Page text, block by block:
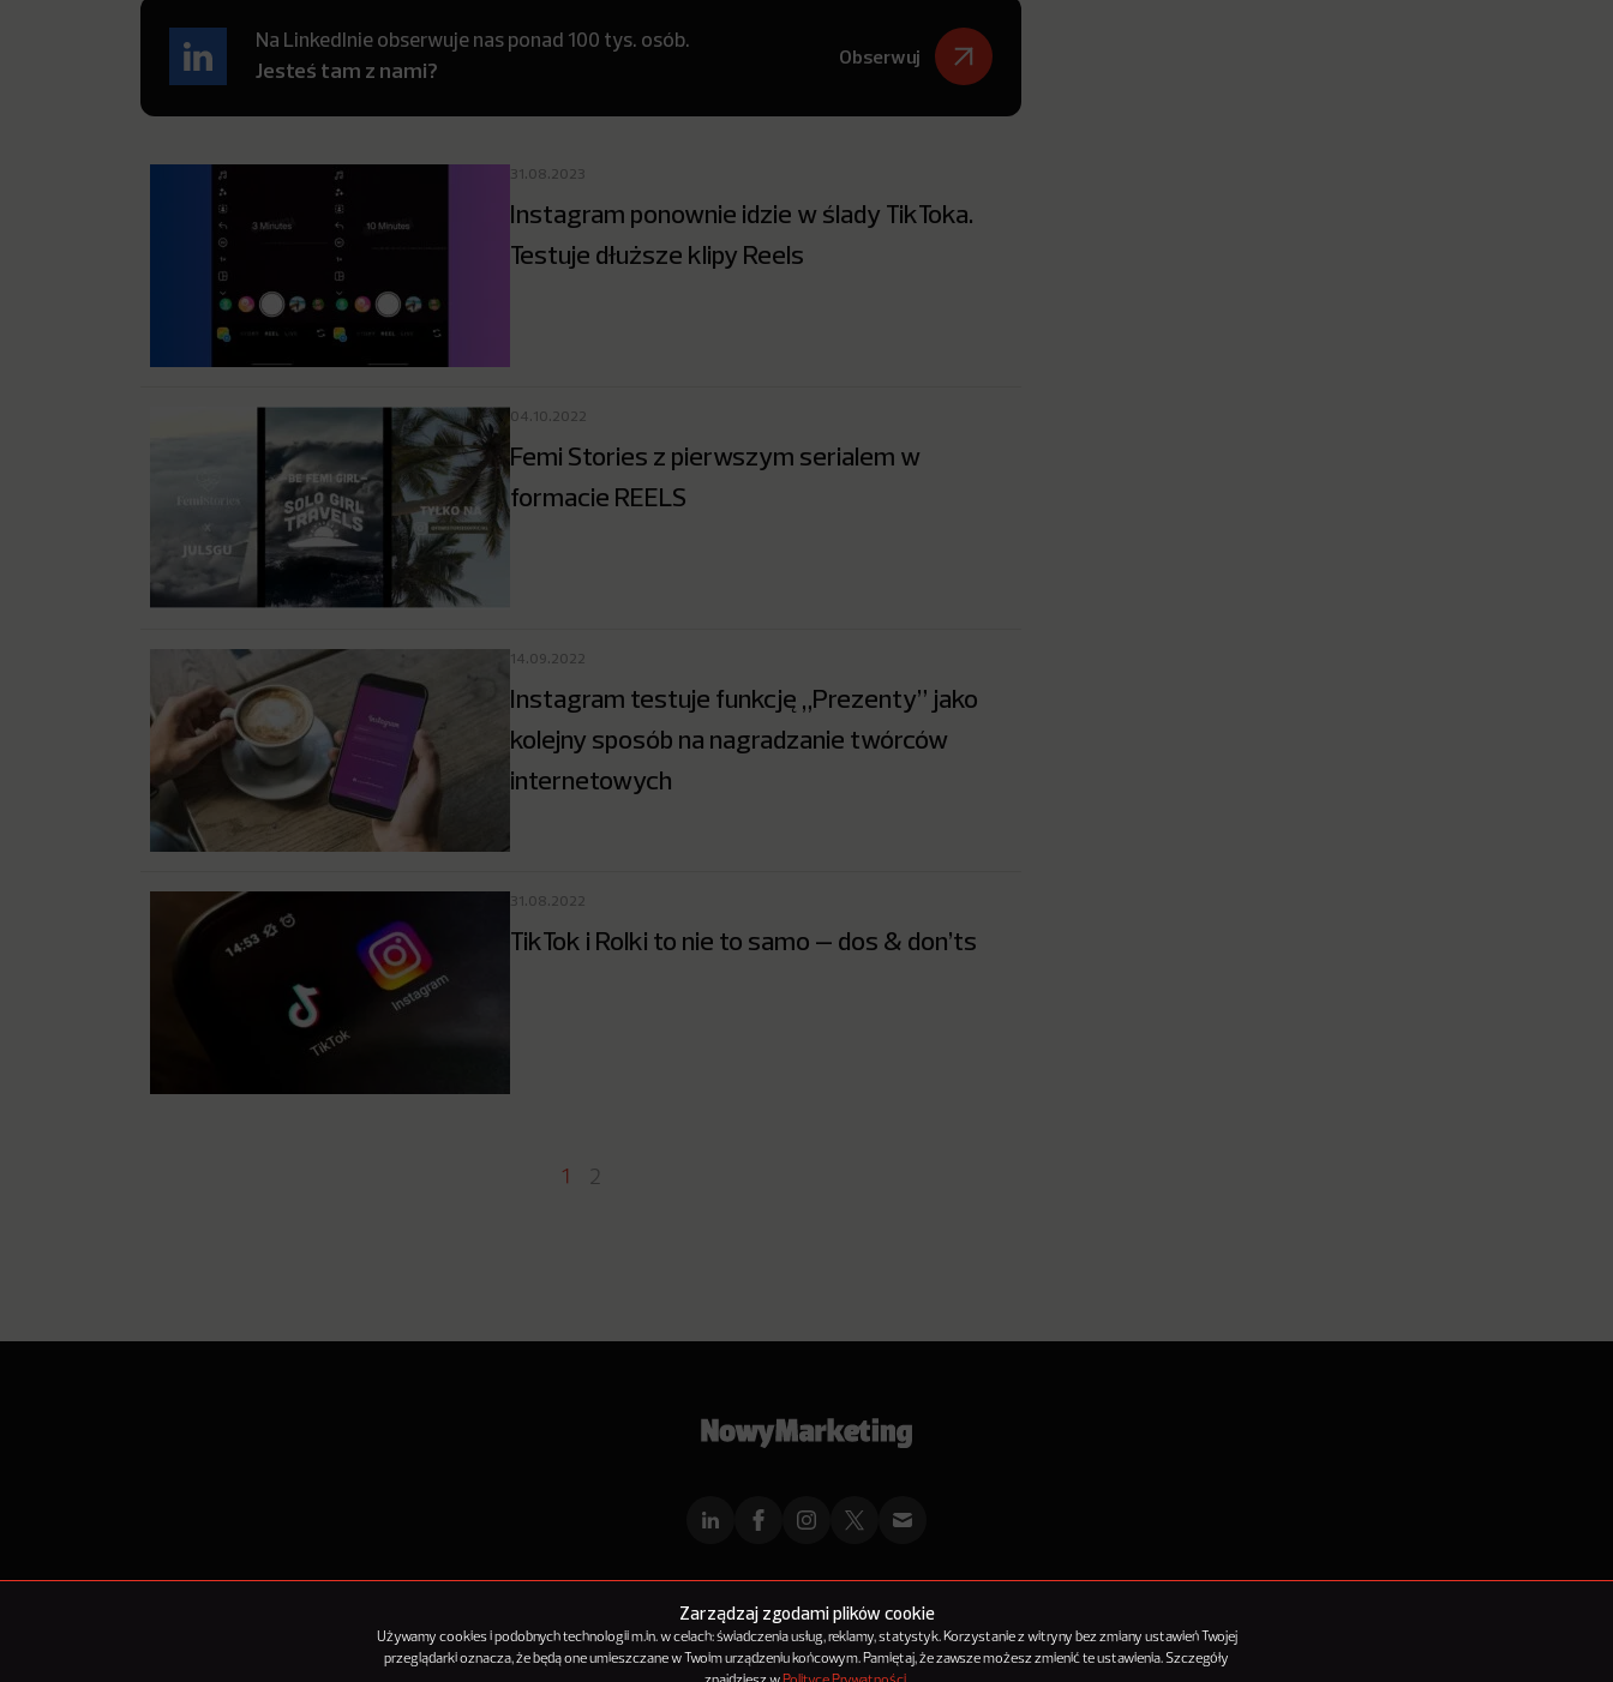
Zarządzaj zgodami plików cookie
Używamy cookies i podobnych technologii m.in. w celach: świadczenia usług, reklamy, statystyk. Korzystanie z witryny bez zmiany ustawień Twojej
przeglądarki oznacza, że będą one umieszczane w Twoim urządzeniu końcowym. Pamiętaj, że zawsze możesz zmienić te ustawienia. Szczegóły
Na LinkedInie obserwuje nas ponad 100 tys. osób.
Jesteś tam z nami?
Obserwuj
31.08.2023
Instagram ponownie idzie w ślady TikToka.
Testuje dłuższe klipy Reels
04.10.2022
Femi Stories z pierwszym serialem w
formacie REELS
14.09.2022
Instagram testuje funkcję „Prezenty” jako
kolejny sposób na nagradzanie twórców
internetowych
31.08.2022
TikTok i Rolki to nie to samo – dos & don’ts
1 2
ReklamaKontaktPolityka PrywatnościKanał RSS